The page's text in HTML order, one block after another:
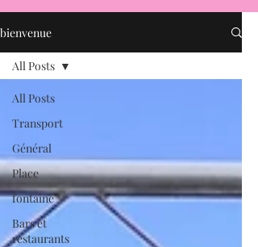
bienvenue
All Posts
Transport
Général
Place
fontaine
Bars et
restaurants
All Posts